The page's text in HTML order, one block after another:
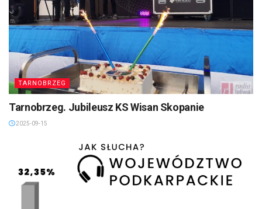
TARNOBRZEG
Tarnobrzeg. Jubileusz KS Wisan Skopanie
2025-09-15